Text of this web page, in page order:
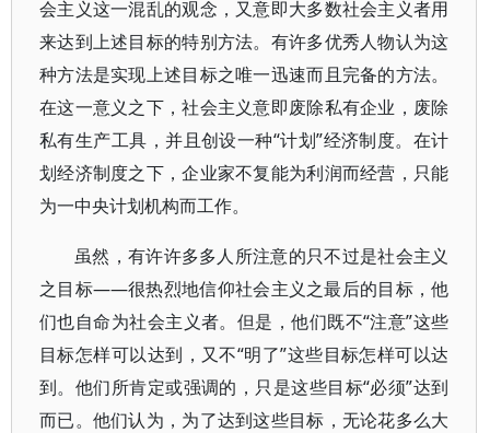
会主义这一混乱的观念，又意即大多数社会主义者用
来达到上述目标的特别方法。有许多优秀人物认为这
种方法是实现上述目标之唯一迅速而且完备的方法。
在这一意义之下，社会主义意即废除私有企业，废除
私有生产工具，并且创设一种“计划”经济制度。在计
划经济制度之下，企业家不复能为利润而经营，只能
为一中央计划机构而工作。
虽然，有许许多多人所注意的只不过是社会主义
之目标——很热烈地信仰社会主义之最后的目标，他
们也自命为社会主义者。但是，他们既不“注意”这些
目标怎样可以达到，又不“明了”这些目标怎样可以达
到。他们所肯定或强调的，只是这些目标“必须”达到
而已。他们认为，为了达到这些目标，无论花多么大